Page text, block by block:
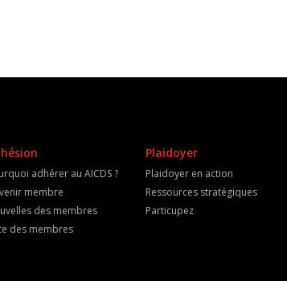
adhérer au AICDS ?
membre
des membres
des membres
Plaidoyer
Plaidoyer en action
Ressources stratégiques
Particupez